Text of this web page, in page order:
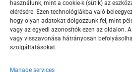
használunk, mint a cookie-k (sütik) az
elérésére. Ezen technológiákba való
hogy olyan adatokat dolgozzunk fel, mint
vagy az egyedi azonosítók ezen az oldalon.
vagy visszavonása hátrányosan
szolgáltatásokat.
Manage services
F
a
c
e
Y
o
u
t
T
i
k